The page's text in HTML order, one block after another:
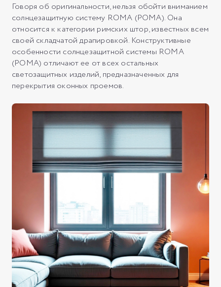
Говоря об оригинальности, нельзя обойти вниманием
солнцезащитную систему ROMA (РОМА). Она
относится к категории римских штор, известных всем
своей складчатой драпировкой. Конструктивные
особенности солнцезащитной системы ROMA
(РОМА) отличают ее от всех остальных
светозащитных изделий, предназначенных для
перекрытия оконных проемов.